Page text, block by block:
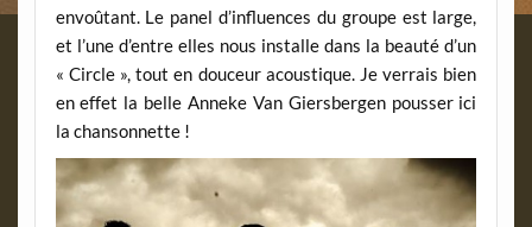
envoûtant. Le panel d’influences du groupe est large,
et l’une d’entre elles nous installe dans la beauté d’un
« Circle », tout en douceur acoustique. Je verrais bien
en effet la belle Anneke Van Giersbergen pousser ici
la chansonnette !